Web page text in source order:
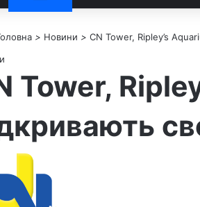
> Новини > CN Tower, Ripley’s
Tower,